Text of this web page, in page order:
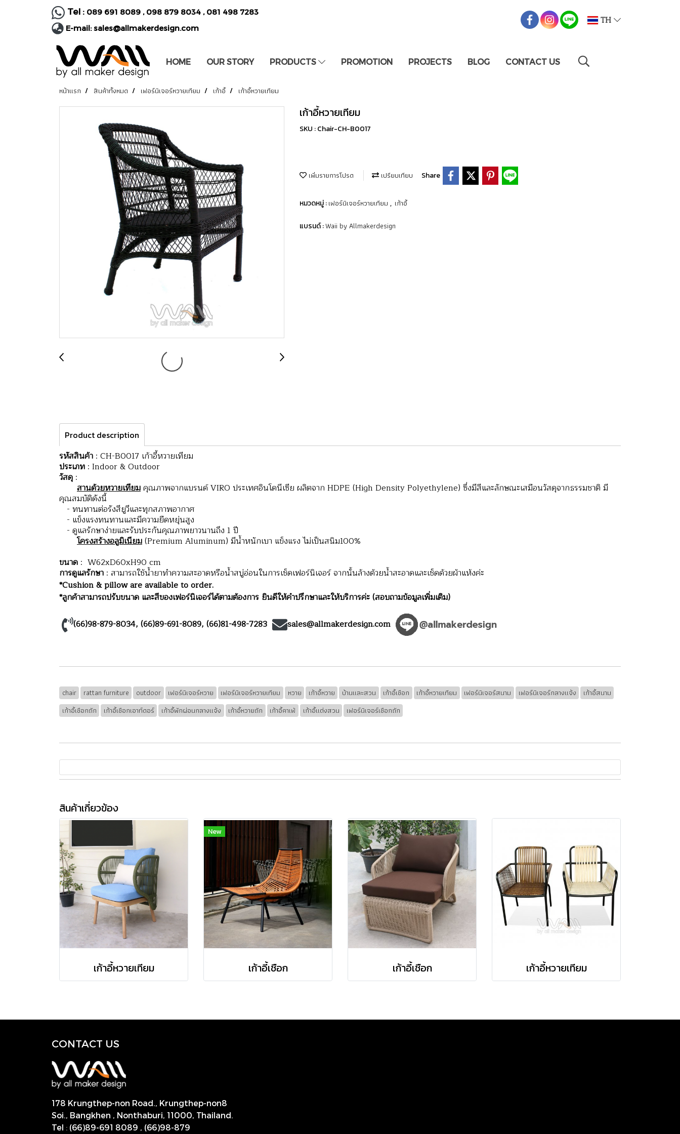
Tel : 089 691 8089 , 098 879 8034 , 081 498 7283
E-mail:sales@allmakerdesign.com
TH
HOME OUR STORY PRODUCTS PROMOTION PROJECTS BLOG CONTACT US
หน้าแรก สินค้าทั้งหมด เฟอร์นิเจอร์หวายเทียม เก้าอี้ เก้าอี้หวายเทียม
เก้าอี้หวายเทียม
SKU : Chair-CH-B0017
เพิ่มรายการโปรด เปรียบเทียบ Share
หมวดหมู่ :เฟอร์นิเจอร์หวายเทียม , เก้าอี้
แบรนด์ :Waii by Allmakerdesign
Product description
รหัสสินค้า : CH-B0017 เก้าอี้หวายเทียม
ประเภท : Indoor & Outdoor
วัสดุ :
สานด้วยหวายเทียมคุณภาพจากแบรนด์ VIRO ประเทศอินโดนีเซีย ผลิตจาก HDPE (High Density Polyethylene) ซึ่งมีสีและลักษณะเสมือนวัสดุจากธรรมชาติ มี
คุณสมบัติดังนี้
- ทนทานต่อรังสียูวีและทุกสภาพอากาศ
- แข็งแรงทนทานและมีความยืดหยุ่นสูง
- ดูแลรักษาง่ายและรับประกันคุณภาพยาวนานถึง 1 ปี
โครงสร้างอลูมิเนียม(Premium Aluminum) มีน้ำหนักเบา แข็งแรง ไม่เป็นสนิม100%
ขนาด : W62xD60xH90 cm
การดูแลรักษา : สามารถใช้น้ำยาทำความสะอาดหรือน้ำสบู่อ่อนในการเช็ดเฟอร์นิเจอร์ จากนั้นล้างด้วยน้ำสะอาดและเช็ดด้วยผ้าแห้งค่ะ
*Cushion & pillow are available to order.
*ลูกค้าสามารถปรับขนาด และสีของเฟอร์นิเจอร์ได้ตามต้องการ ยินดีให้คำปรึกษาและให้บริการค่ะ (สอบถามข้อมูลเพิ่มเติม)
(66)98-879-8034, (66)89-691-8089, (66)81-498-7283 sales@allmakerdesign.com
chair rattan furniture outdoor เฟอร์นิเจอร์หวาย เฟอร์นิเจอร์หวายเทียม หวาย เก้าอี้หวาย บ้านและสวน เก้าอี้เชือก เก้าอี้หวายเทียม เฟอร์นิเจอร์สนาม เฟอร์นิเจอร์กลางแจ้ง
เก้าอี้สนาม
เก้าอี้เชือกถัก
เก้าอี้เชือกเอาท์ดอร์ เก้าอี้พักผ่อนกลางแจ้ง เก้าอี้หวายถัก เก้าอี้คาเฟ่ เก้าอี้แต่งสวน เฟอร์นิเจอร์เชือกถัก
สินค้าเกี่ยวข้อง
เก้าอี้หวายเทียม
New
เก้าอี้เชือก เก้าอี้เชือก เก้าอี้หวายเทียม
CONTACT US
178 Krungthep-non Road., Krungthep-non8
Soi., Bangkhen , Nonthaburi, 11000, Thailand.
Tel : (66)89-691 8089 , (66)98-879